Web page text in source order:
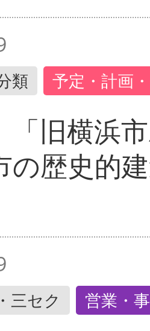
類 予定・計画
旧横浜
歴史的
三セク 営業・